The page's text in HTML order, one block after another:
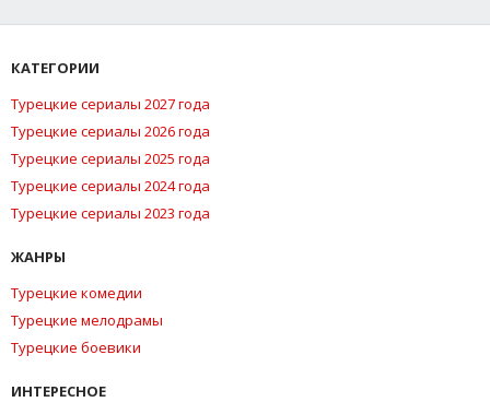
КАТЕГОРИИ
Турецкие сериалы 2027 года
Турецкие сериалы 2026 года
Турецкие сериалы 2025 года
Турецкие сериалы 2024 года
Турецкие сериалы 2023 года
ЖАНРЫ
Турецкие комедии
Турецкие мелодрамы
Турецкие боевики
ИНТЕРЕСНОЕ